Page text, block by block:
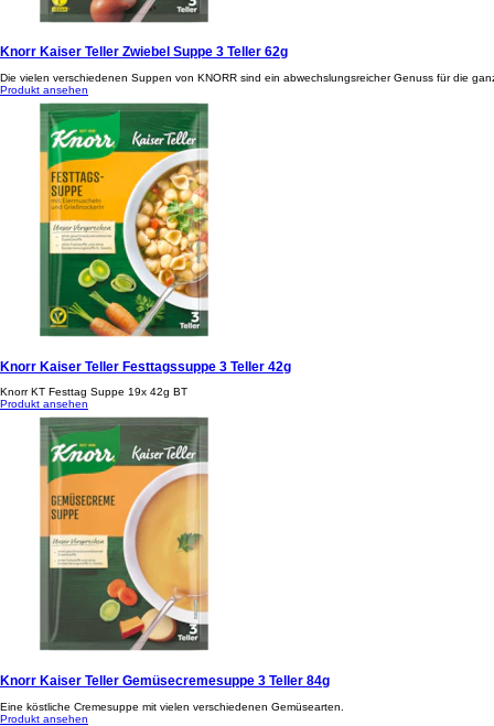
Knorr Kaiser Teller Zwiebel Suppe 3 Teller 62g
Die vielen verschiedenen Suppen von KNORR sind ein abwechslungsreicher Genuss für die
Produkt ansehen
Knorr Kaiser Teller Festtagssuppe 3 Teller 42g
Knorr KT Festtag Suppe 19x 42g BT
Produkt ansehen
Knorr Kaiser Teller Gemüsecremesuppe 3 Teller 84g
Eine köstliche Cremesuppe mit vielen verschiedenen Gemüsearten.
Produkt ansehen